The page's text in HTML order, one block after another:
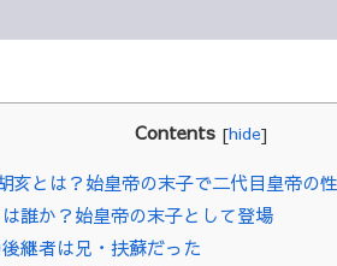
Contents [hide]
亥とは？始皇帝の末子で二代目皇帝の
誰か？始皇帝の末子として登場
継者は兄・扶蘇だった